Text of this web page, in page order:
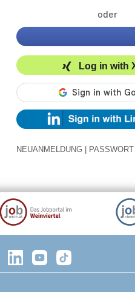
oder
Log in with
NEUANMELDUNG